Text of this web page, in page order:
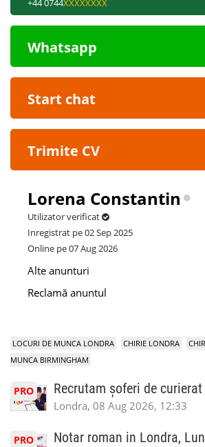
+44 0744XXXXXXXX
Whatsapp
Start chat
Trimite CV
Lorena Constantin
Utilizator verificat
Inregistrat pe 02 Sep 2025
Online pe 07 Aug 2026
Alte anunturi
Reclamă anuntul
LOCURI DE MUNCA LONDRA CHIRIE LONDRA
MUNCA BIRMINGHAM
PRO Recrutam șoferi de curierat
Londra, 08 Aug 2026, 12:33
PRO Notar roman in Londra,